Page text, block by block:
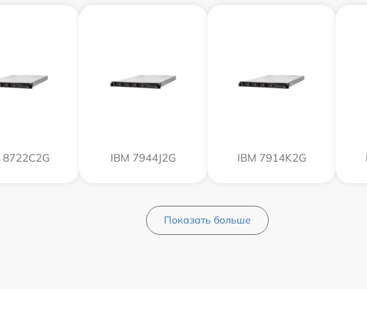
8722C2G IBM 7944J2G IBM 7914K2G
Показать больше